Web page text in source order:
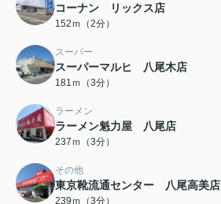
コーナン リックス店
152ｍ（2分）
スーパー
スーパーマルヒ 八尾木店
181ｍ（3分）
ラーメン
ラーメン魁力屋 八尾店
237ｍ（3分）
その他
東京靴流通センター 八尾高美店
239ｍ（3分）